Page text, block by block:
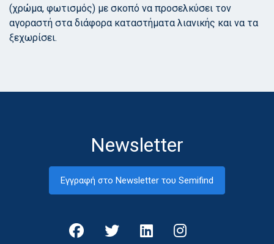
(χρώμα, φωτισμός) με σκοπό να προσελκύσει τον
αγοραστή στα διάφορα καταστήματα λιανικής και να τα
ξεχωρίσει.
Newsletter
Εγγραφή στο Newsletter του Semifind